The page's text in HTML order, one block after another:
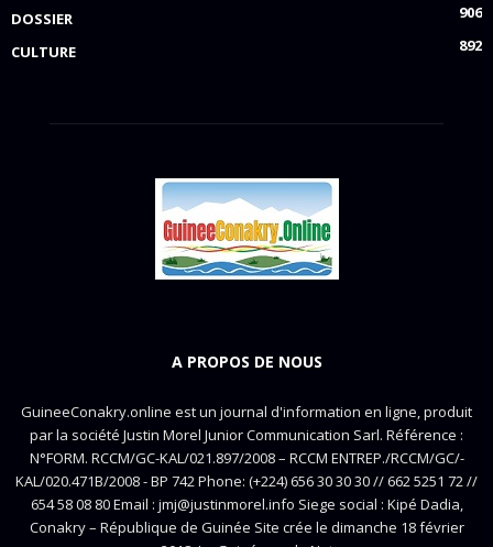
DOSSIER
906
CULTURE
892
A PROPOS DE NOUS
GuineeConakry.online est un journal d'information en ligne, produit
par la société Justin Morel Junior Communication Sarl. Référence :
N°FORM. RCCM/GC-KAL/021.897/2008 – RCCM ENTREP./RCCM/GC/-
KAL/020.471B/2008 - BP 742 Phone: (+224) 656 30 30 30 // 662 5251 72 //
654 58 08 80 Email : jmj@justinmorel.info Siege social : Kipé Dadia,
Conakry – République de Guinée Site crée le dimanche 18 février